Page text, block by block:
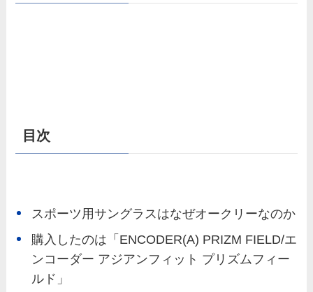
目次
スポーツ用サングラスはなぜオークリーなのか
購入したのは「ENCODER(A) PRIZM FIELD/エ
ンコーダー アジアンフィット プリズムフィー
ルド」